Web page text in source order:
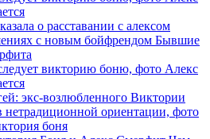
о расставании с алексом
с новым бойфрендом Бывшие
викторию боню, фото Алекс
экс-возлюбленного Виктории
нетрадиционной ориентации, фото
боня